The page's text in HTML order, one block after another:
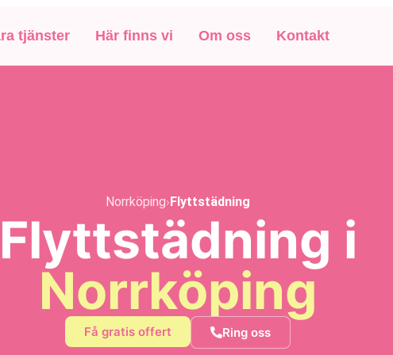
tjänster Här finns vi Om oss Kontakt
Norrköping›Flyttstädning
i
Norrköping
Få gratis offert Ring oss